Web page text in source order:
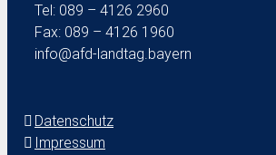
Tel: 089 – 4126 2960
Fax: 089 – 4126 1960
info@afd-landtag.bayern
Datenschutz
Impressum